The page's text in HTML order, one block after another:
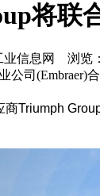
将联
业信息网 浏览：
公司
Triumph